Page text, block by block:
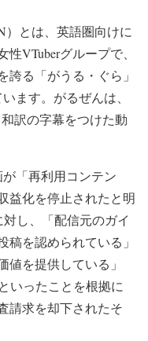
）とは、英語圏向けに
VTuberグループで、
誇る「がうる・ぐら」
ます。がるぜんは、
訳の字幕をつけた動
「再利用コンテン
益化を停止されたと明
し、「配信元のガイ
稿を認められている」
値を提供している」
いったことを根拠に
請求を却下されたそ